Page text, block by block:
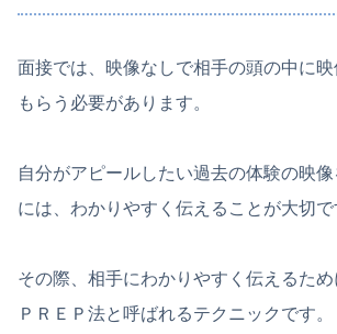
面接では、映像なしで相手の頭の中に
もらう必要があります。
自分がアピールしたい過去の体験の映
には、わかりやすく伝えることが大切で
その際、相手にわかりやすく伝えるた
ＰＲＥＰ法と呼ばれるテクニックです。